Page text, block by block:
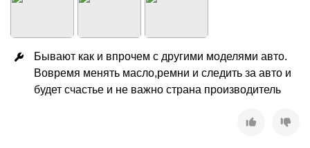
Бывают как и впрочем с другими моделями авто.
Вовремя менять масло,ремни и следить за авто и
будет счастье и не важно страна производитель